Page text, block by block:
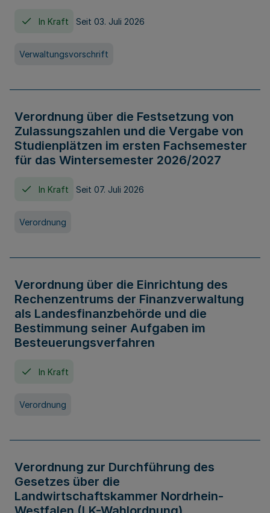
In Kraft Seit 03. Juli 2026
Verwaltungsvorschrift
Verordnung über die Festsetzung von
Zulassungszahlen und die Vergabe von
Studienplätzen im ersten Fachsemester
für das Wintersemester 2026/2027
In Kraft Seit 07. Juli 2026
Verordnung
Verordnung über die Einrichtung des
Rechenzentrums der Finanzverwaltung
als Landesfinanzbehörde und die
Bestimmung seiner Aufgaben im
Besteuerungsverfahren
In Kraft
Verordnung
Verordnung zur Durchführung des
Gesetzes über die
Landwirtschaftskammer Nordrhein-